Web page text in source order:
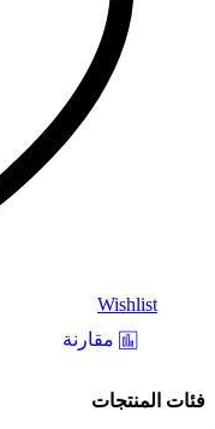
Wishlist
مقارنة
فئات المنتجات